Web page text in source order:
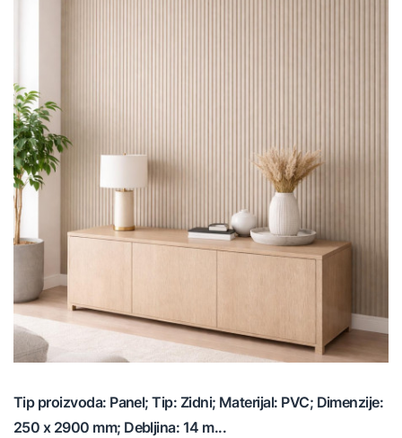
Tip proizvoda: Panel; Tip: Zidni; Materijal: PVC; Dimenzije:
250 x 2900 mm; Debljina: 14 m...